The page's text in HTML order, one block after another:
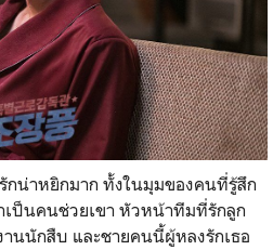
กน่าหยิกมาก ทั้งในมุมของคนที่รู้สึก
เป็นคนช่วยเขา หัวหน้าทีมที่รักลูก
านนักสืบ และชายคนนี้ผู้หลงรักเธอ